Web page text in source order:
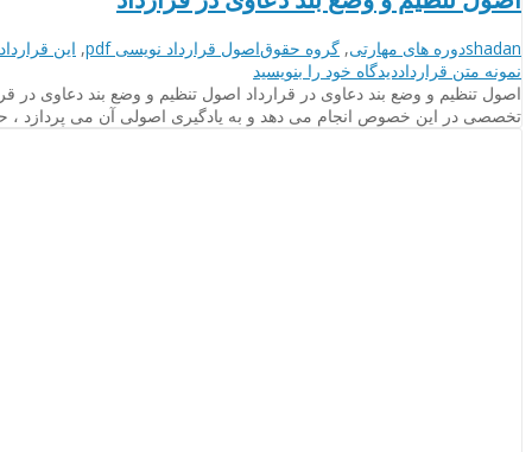
نویسنده
shadanدسته‌بندی‌ها
دوره های مهارتی, گروه حقوقبرچسب
ها
اصول قرارداد نویسی pdf , این
نمونه متن قرارداددیدگاه خود را on
اصول
تنظیم
بنویسید
اصول تنظیم و وضع بند دعاوی در قرارداد اصول تنظیم و وضع بند دعاوی
تخصصی در این خصوص انجام می دهد و به یادگیری اصولی آن می پردازد ،